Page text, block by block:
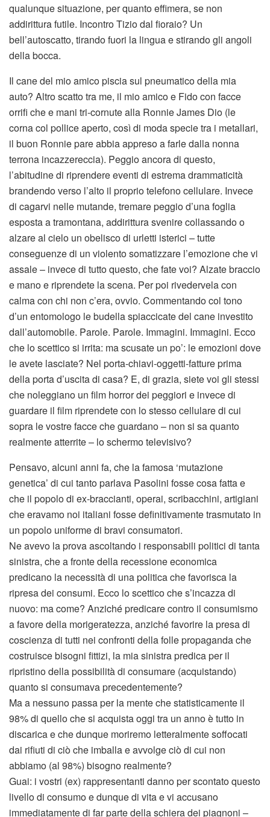
qualunque situazione, per quanto effimera, se non
addirittura futile. Incontro Tizio dal fioraio? Un
bell’autoscatto, tirando fuori la lingua e stirando gli angoli
della bocca.
Il cane del mio amico piscia sul pneumatico della mia
auto? Altro scatto tra me, il mio amico e Fido con facce
orrifi che e mani tri-cornute alla Ronnie James Dio (le
corna col pollice aperto, così di moda specie tra i metallari,
il buon Ronnie pare abbia appreso a farle dalla nonna
terrona incazzereccia). Peggio ancora di questo,
l’abitudine di riprendere eventi di estrema drammaticità
brandendo verso l’alto il proprio telefono cellulare. Invece
di cagarvi nelle mutande, tremare peggio d’una foglia
esposta a tramontana, addirittura svenire collassando o
alzare al cielo un obelisco di urletti isterici – tutte
conseguenze di un violento somatizzare l’emozione che vi
assale – invece di tutto questo, che fate voi? Alzate braccio
e mano e riprendete la scena. Per poi rivedervela con
calma con chi non c’era, ovvio. Commentando col tono
d’un entomologo le budella spiaccicate del cane investito
dall’automobile. Parole. Parole. Immagini. Immagini. Ecco
che lo scettico si irrita: ma scusate un po’: le emozioni dove
le avete lasciate? Nel porta-chiavi-oggetti-fatture prima
della porta d’uscita di casa? E, di grazia, siete voi gli stessi
che noleggiano un film horror dei peggiori e invece di
guardare il film riprendete con lo stesso cellulare di cui
sopra le vostre facce che guardano – non si sa quanto
realmente atterrite – lo schermo televisivo?
Pensavo, alcuni anni fa, che la famosa ‘mutazione
genetica’ di cui tanto parlava Pasolini fosse cosa fatta e
che il popolo di ex-braccianti, operai, scribacchini, artigiani
che eravamo noi italiani fosse definitivamente trasmutato in
un popolo uniforme di bravi consumatori.
Ne avevo la prova ascoltando i responsabili politici di tanta
sinistra, che a fronte della recessione economica
predicano la necessità di una politica che favorisca la
ripresa dei consumi. Ecco lo scettico che s’incazza di
nuovo: ma come? Anziché predicare contro il consumismo
a favore della morigeratezza, anziché favorire la presa di
coscienza di tutti nei confronti della folle propaganda che
costruisce bisogni fittizi, la mia sinistra predica per il
ripristino della possibilità di consumare (acquistando)
quanto si consumava precedentemente?
Ma a nessuno passa per la mente che statisticamente il
98% di quello che si acquista oggi tra un anno è tutto in
discarica e che dunque moriremo letteralmente soffocati
dai rifiuti di ciò che imballa e avvolge ciò di cui non
abbiamo (al 98%) bisogno realmente?
Guai: i vostri (ex) rappresentanti danno per scontato questo
livello di consumo e dunque di vita e vi accusano
immediatamente di far parte della schiera dei piagnoni –